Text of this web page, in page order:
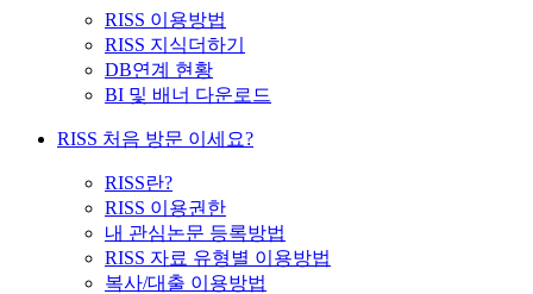
RISS 이용방법
RISS 지식더하기
DB연계 현황
BI 및 배너 다운로드
RISS 처음 방문 이세요?
RISS란?
RISS 이용권한
내 관심논문 등록방법
RISS 자료 유형별 이용방법
복사/대출 이용방법